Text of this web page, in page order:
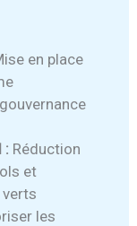
en place
: Réduction
et
les